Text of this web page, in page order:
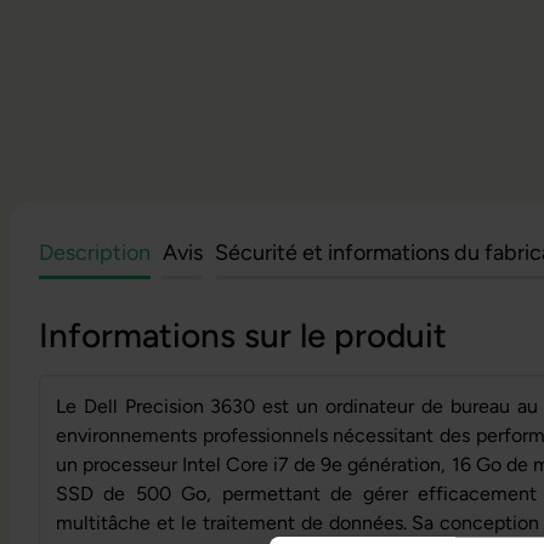
Description Avis Sécurité et informations du
Informations sur le produit
Le Dell Precision 3630 est un ordinateur de bureau
environnements professionnels nécessitant des
un processeur Intel Core i7 de 9e génération, 16 Go de
SSD de 500 Go, permettant de gérer
multitâche et le traitement de données. Sa